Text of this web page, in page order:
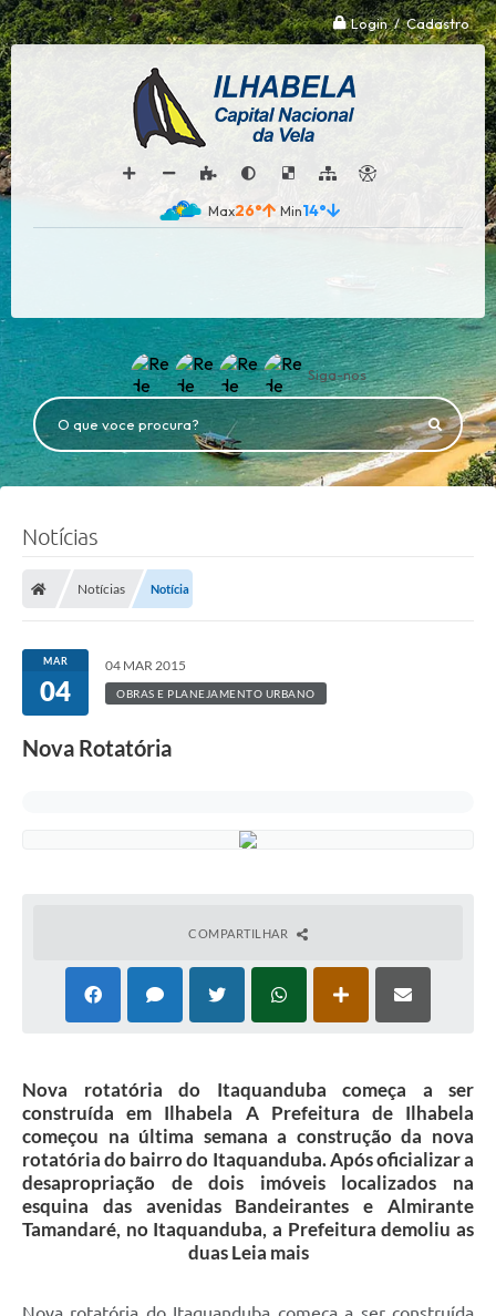
Login / Cadastro
26° 14°
Siga-nos
O que voce procura?
Notícias
Notícias Notícia
MAR
04
04 MAR 2015
OBRAS E PLANEJAMENTO URBANO
Nova Rotatória
COMPARTILHAR
Nova rotatória do Itaquanduba começa a ser
construída em Ilhabela A Prefeitura de Ilhabela
começou na última semana a construção da nova
rotatória do bairro do Itaquanduba. Após oficializar a
desapropriação de dois imóveis localizados na
esquina das avenidas Bandeirantes e Almirante
Tamandaré, no Itaquanduba, a Prefeitura demoliu as
duas Leia mais